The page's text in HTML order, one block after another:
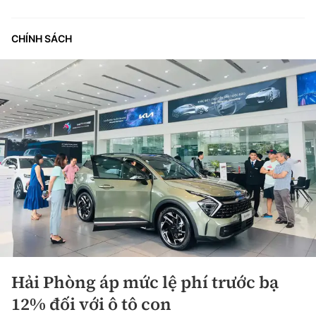
CHÍNH SÁCH
Hải Phòng áp mức lệ phí trước bạ
12% đối với ô tô con